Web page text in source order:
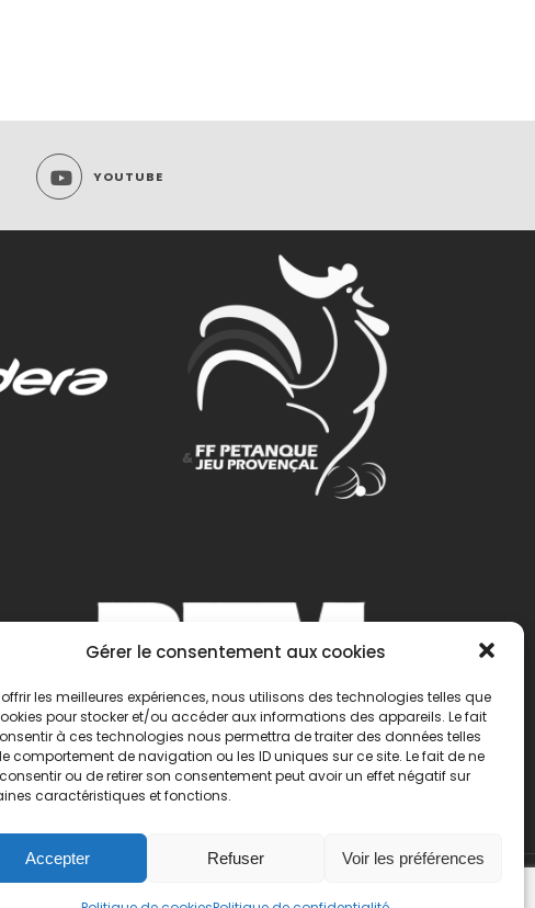
Gérer le consentement aux cookies
offrir les meilleures expériences, nous utilisons des technologies telles que
pour stocker et/ou accéder aux informations des appareils. Le fait
à ces technologies nous permettra de traiter des données telles
comportement de navigation ou les ID uniques sur ce site. Le fait de ne
ou de retirer son consentement peut avoir un effet négatif sur
caractéristiques et fonctions.
Accepter Refuser Voir les préférences
YOUTUBE